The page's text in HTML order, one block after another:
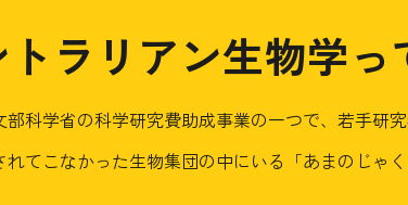
トラリアン生物学
部科学省の科学研究費助成事業の一つで、若手研
てこなかった生物集団の中にいる「あまのじゃ